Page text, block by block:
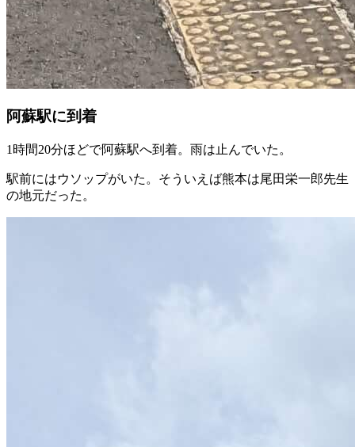
阿蘇駅に到着
1時間20分ほどで阿蘇駅へ到着。雨は止んでいた。
駅前にはウソップがいた。そういえば熊本は尾田栄一郎先生
の地元だった。